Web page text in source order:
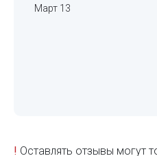
Март 13
! Оставлять отзывы могут